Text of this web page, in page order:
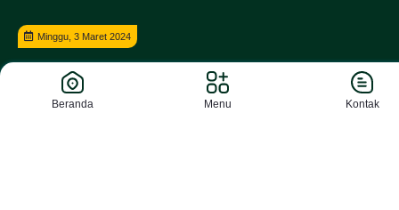
Minggu, 3 Maret 2024
Beranda Menu Kontak